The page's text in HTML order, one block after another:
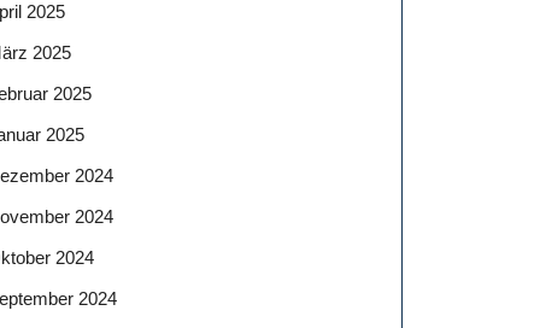
2025
2025
2025
2025
2024
2024
2024
2024